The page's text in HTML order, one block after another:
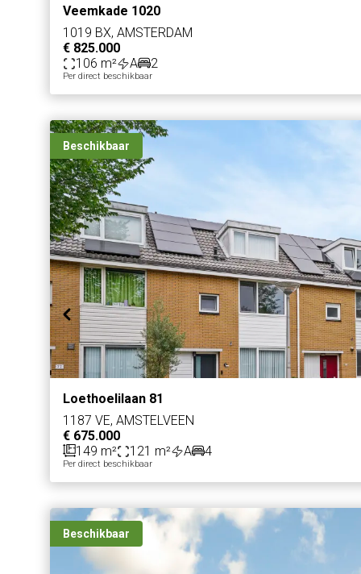
Veemkade 1020
1019 BX, AMSTERDAM
€ 825.000
106 m²
A 2
Per direct beschikbaar
Beschikbaar
Loethoelilaan 81
1187 VE, AMSTELVEEN
€ 675.000
149 m²
121 m² A 4
Per direct beschikbaar
Beschikbaar